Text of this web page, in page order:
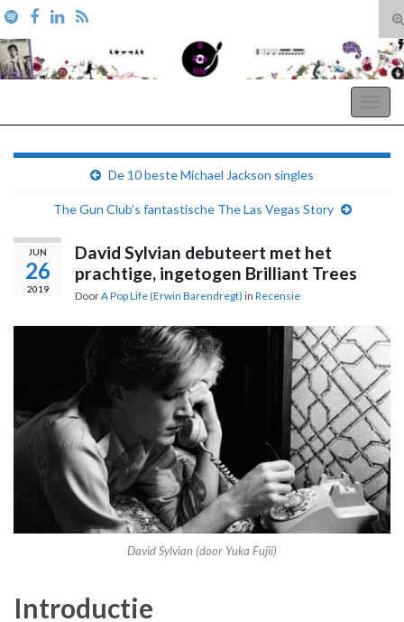
Search for:
De 10 beste Michael Jackson singles
The Gun Club’s fantastische The Las Vegas Story
JUN
26
2019
David Sylvian debuteert met het
prachtige, ingetogen Brilliant Trees
DoorA Pop Life (Erwin Barendregt) in Recensie
David Sylvian (door Yuka Fujii)
Introductie